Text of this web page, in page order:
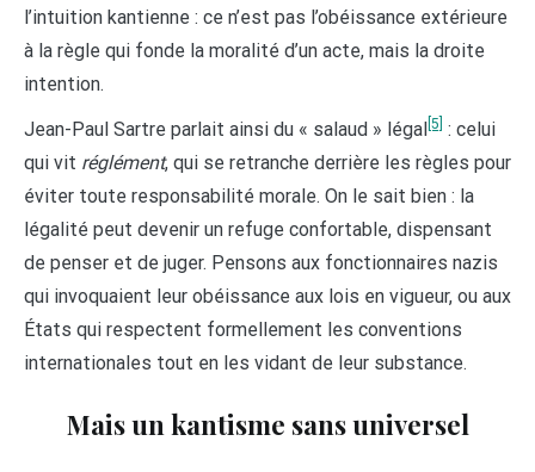
l’intuition kantienne : ce n’est pas l’obéissance extérieure
à la règle qui fonde la moralité d’un acte, mais la droite
intention.
Jean-Paul Sartre parlait ainsi du « salaud » légal [5] : celui
qui vit réglément, qui se retranche derrière les règles pour
éviter toute responsabilité morale. On le sait bien : la
légalité peut devenir un refuge confortable, dispensant
de penser et de juger. Pensons aux fonctionnaires nazis
qui invoquaient leur obéissance aux lois en vigueur, ou aux
États qui respectent formellement les conventions
internationales tout en les vidant de leur substance.
Mais un kantisme sans universel